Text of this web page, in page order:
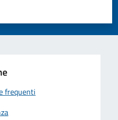
su 5
5
frequenti